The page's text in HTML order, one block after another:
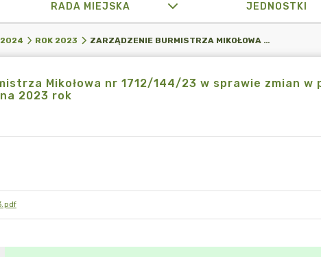
RADA MIEJSKA JEDNOSTKI
2024 ROK 2023 ZARZĄDZENIE BURMISTRZA MIKOŁOWA NR 1712/144/23 W SPRAWIE ZMIAN W PLANIE DOCHODÓW I WYDATKÓW MIASTA MIKOŁOWA NA 2023 ROK
Mikołowa nr 1712/144/23 w sprawie zmian
2023 rok